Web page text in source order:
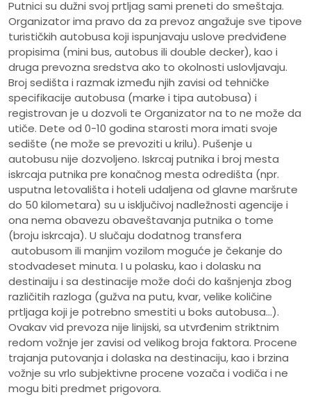
Putnici su dužni svoj prtljag sami preneti do smeštaja.
Organizator ima pravo da za prevoz angažuje sve tipove
turističkih autobusa koji ispunjavaju uslove predviđene
propisima (mini bus, autobus ili double decker), kao i
druga prevozna sredstva ako to okolnosti uslovljavaju.
Broj sedišta i razmak između njih zavisi od tehničke
specifikacije autobusa (marke i tipa autobusa) i
registrovan je u dozvoli te Organizator na to ne može da
utiče. Dete od 0-10 godina starosti mora imati svoje
sedište (ne može se prevoziti u krilu). Pušenje u
autobusu nije dozvoljeno. Iskrcaj putnika i broj mesta
iskrcaja putnika pre konačnog mesta odredišta (npr.
usputna letovališta i hoteli udaljena od glavne maršrute
do 50 kilometara) su u isključivoj nadležnosti agencije i
ona nema obavezu obaveštavanja putnika o tome
(broju iskrcaja). U slučaju dodatnog transfera
autobusom ili manjim vozilom moguće je čekanje do
stodvadeset minuta. I u polasku, kao i dolasku na
destinaiju i sa destinacije može doći do kašnjenja zbog
različitih razloga (gužva na putu, kvar, velike količine
prtljaga koji je potrebno smestiti u boks autobusa...).
Ovakav vid prevoza nije linijski, sa utvrđenim striktnim
redom vožnje jer zavisi od velikog broja faktora. Procene
trajanja putovanja i dolaska na destinaciju, kao i brzina
vožnje su vrlo subjektivne procene vozača i vodiča i ne
mogu biti predmet prigovora.